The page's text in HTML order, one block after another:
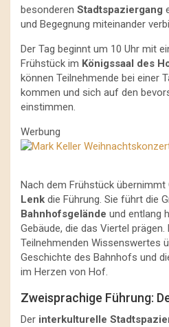
besonderen Stadtspaziergang
und Begegnung miteinander
Der Tag beginnt um 10 Uhr mit
Frühstück im Königssaal des
können Teilnehmende bei einer
kommen und sich auf den
einstimmen.
Werbung
Nach dem Frühstück übernimmt
Lenk die Führung. Sie führt die
Bahnhofsgelände und entlang
Gebäude, die das Viertel prägen.
Teilnehmenden Wissenswertes
Geschichte des Bahnhofs und
im Herzen von Hof.
Zweisprachige Führung:
Der interkulturelle